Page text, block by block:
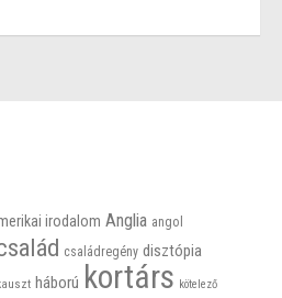
irodalom Anglia angol
családregény disztópia
háború kortárs kötelező